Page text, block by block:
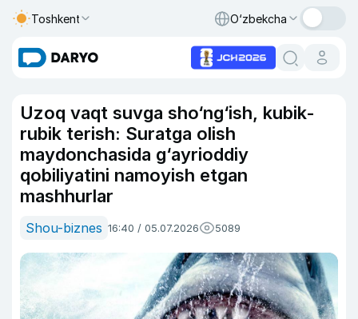
Toshkent O‘zbekcha
Uzoq vaqt suvga sho‘ng‘ish, kubik-
rubik terish: Suratga olish
maydonchasida g‘ayrioddiy
qobiliyatini namoyish etgan
mashhurlar
Shou-biznes 16:40 / 05.07.2026 5089